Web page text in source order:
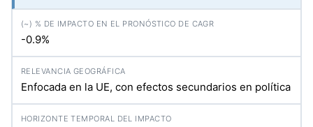
-0.9%
Enfocada en la UE, con efectos secundarios en política